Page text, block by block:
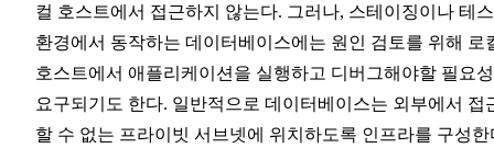
컬 호스트에서 접근하지 않는다. 그러나, 스테이징이나 테
환경에서 동작하는 데이터베이스에는 원인 검토를 위해 로
호스트에서 애플리케이션을 실행하고 디버그해야할 필요
요구되기도 한다. 일반적으로 데이터베이스는 외부에서 접
할 수 없는 프라이빗 서브넷에 위치하도록 인프라를 구성한